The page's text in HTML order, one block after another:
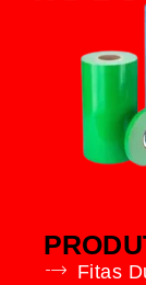
Fitas